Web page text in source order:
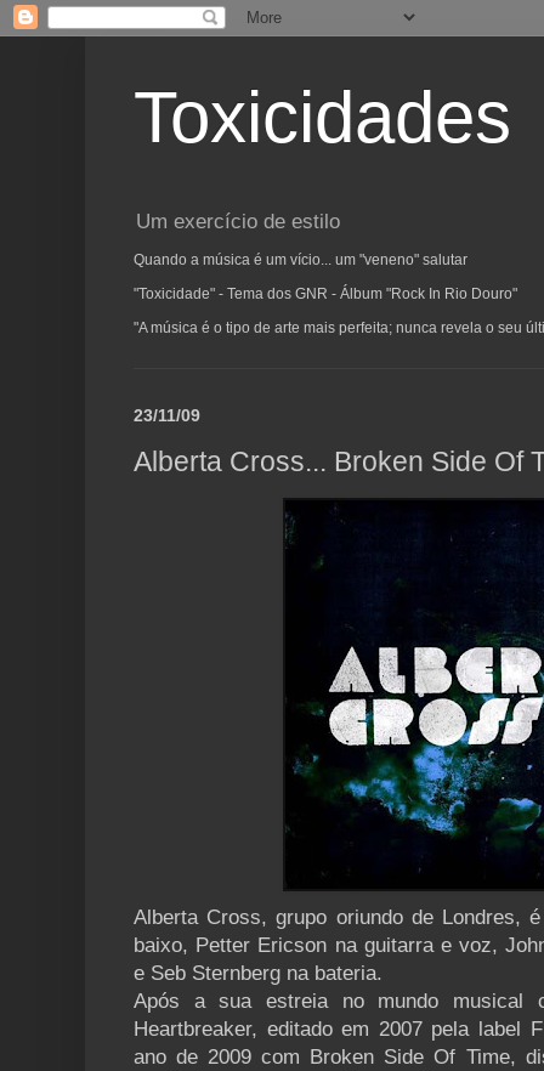
Toxicidades
Um exercício de estilo
Quando a música é um vício... um "veneno" salutar
"Toxicidade" - Tema dos GNR - Álbum "Rock In Rio Douro"
"A música é o tipo de arte mais perfeita; nunca revela o seu
23/11/09
Alberta Cross... Broken Side Of
Alberta Cross, grupo oriundo de Londres,
baixo, Petter Ericson na guitarra e voz,
e Seb Sternberg na bateria.
Após a sua estreia no mundo
Heartbreaker, editado em 2007 pela label
ano de 2009 com Broken Side Of Time,